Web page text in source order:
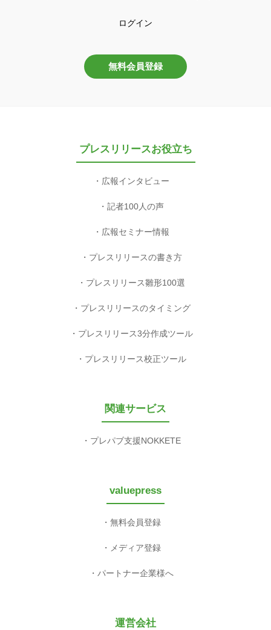
ログイン
無料会員登録
プレスリリースお役立ち
広報インタビュー
記者100人の声
広報セミナー情報
プレスリリースの書き方
プレスリリース雛形100選
プレスリリースのタイミング
プレスリリース3分作成ツール
プレスリリース校正ツール
関連サービス
プレパブ支援NOKKETE
valuepress
無料会員登録
メディア登録
パートナー企業様へ
運営会社